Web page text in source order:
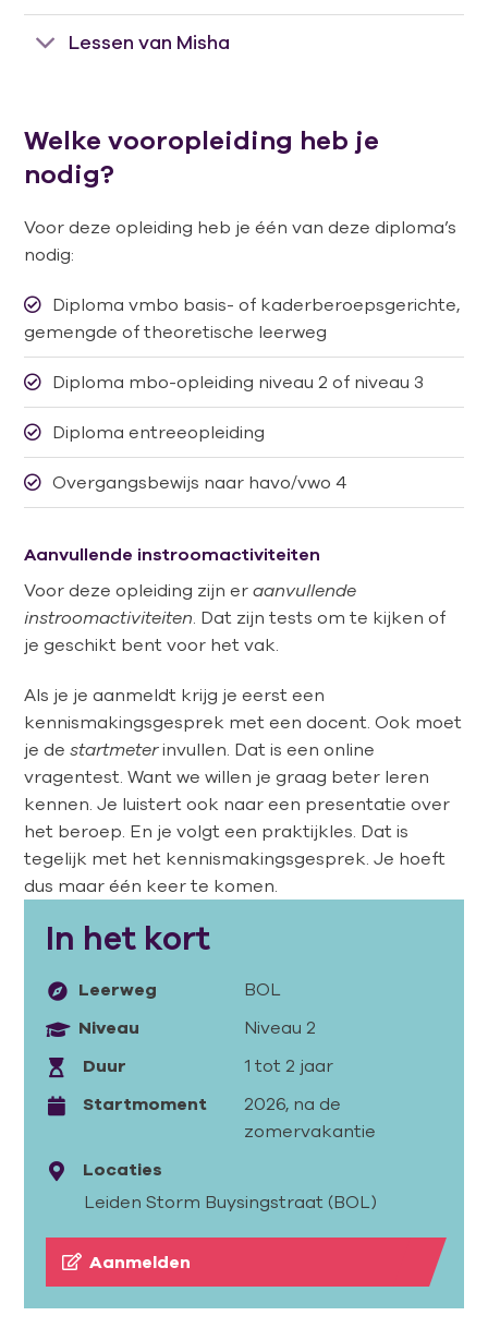
Lessen van Misha
Welke vooropleiding heb je
nodig?
Voor deze opleiding heb je één van deze diploma’s
nodig:
Diploma vmbo basis- of kaderberoepsgerichte,
gemengde of theoretische leerweg
Diploma mbo-opleiding niveau 2 of niveau 3
Diploma entreeopleiding
Overgangsbewijs naar havo/vwo 4
Aanvullende instroomactiviteiten
Voor deze opleiding zijn eraanvullende
instroomactiviteiten . Dat zijn tests om te kijken of
je geschikt bent voor het vak.
Als je je aanmeldt krijg je eerst een
kennismakingsgesprek met een docent. Ook moet
je destartmeterinvullen. Dat is een online
vragentest. Want we willen je graag beter leren
kennen. Je luistert ook naar een presentatie over
het beroep. En je volgt een praktijkles. Dat is
tegelijk met het kennismakingsgesprek. Je hoeft
dus maar één keer te komen.
In het kort
Leerweg
BOL
Niveau
Niveau 2
Duur
1 tot 2 jaar
Startmoment
2026, na de
zomervakantie
Locaties
Leiden Storm Buysingstraat (BOL)
Aanmelden